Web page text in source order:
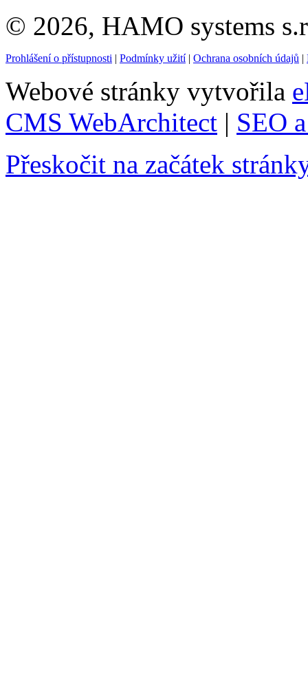
© 2026, HAMO systems
Prohlášení o přístupnosti | Podmínky užití| Ochrana osobních údajů |
Webové stránky vytvořila
CMS WebArchitect | SEO
Přeskočit na začátek